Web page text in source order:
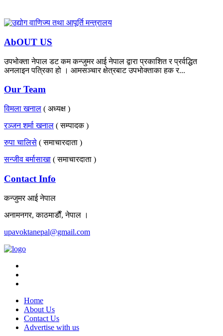
AbOUT US
उपभोक्ता नेपाल डट कम कन्जुमर आई नेपाल द्वारा प्रकाशित र प्रर्वद्धित
अनलाइन पत्रिका हो । आमसञ्चार क्षेत्रबाट उपभोक्ताका हक र...
Our Team
विमला खनाल ( अध्यक्ष )
रञ्जन शर्मा खनाल ( सम्पादक )
रुपा चालिसे ( समाचारदाता )
सन्जीव बर्मासाखा ( समाचारदाता )
Contact Info
कन्जुमर आई नेपाल
अनामनगर, काठमाडाैँ, नेपाल ।
upavoktanepal@gmail.com
Home
About Us
Contact Us
Advertise with us